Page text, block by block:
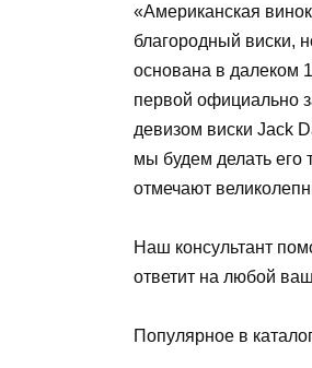
«Американская
благородный виски,
основана в далеком
первой официально
девизом виски Jack
мы будем делать его
отмечают
Наш консультант
ответит на любой
Популярное в